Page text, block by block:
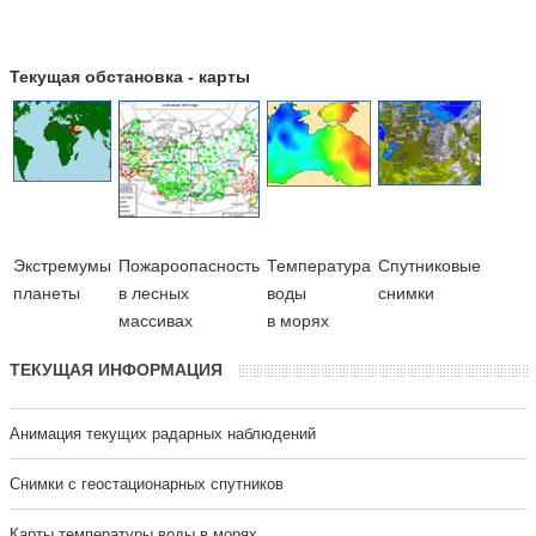
Текущая обстановка - карты
Экстремумы
планеты
Пожароопасность
в лесных
массивах
Температура
воды
в морях
Cпутниковые
снимки
ТЕКУЩАЯ ИНФОРМАЦИЯ
Анимация текущих радарных наблюдений
Cнимки с геостационарных спутников